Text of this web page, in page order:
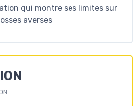
qui montre ses limites sur
averses